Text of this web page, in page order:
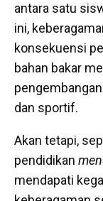
antara satu
ini,
konsekuensi
bahan bakar
dan sportif.
Akan tetapi,
pendidikan
mendapati